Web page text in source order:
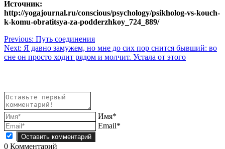
Источник:
http://yogajournal.ru/conscious/psychology/psikholog-vs-kouch-
k-komu-obratitsya-za-podderzhkoy_724_889/
Навигация
по
Previous: Путь соединения
Next: Я давно замужем, но мне до сих пор снится бывший: во
сне он просто ходит рядом и молчит. Устала от этого
Имя*
Email*
0 Комментарий